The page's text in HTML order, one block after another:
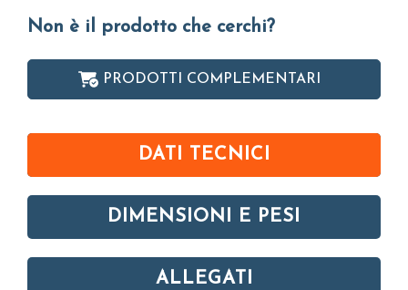
Non è il prodotto che cerchi?
PRODOTTI COMPLEMENTARI
DATI TECNICI
DIMENSIONI E PESI
ALLEGATI